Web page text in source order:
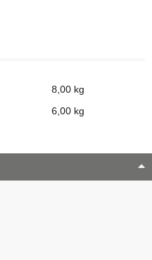
8,00 kg
6,00 kg